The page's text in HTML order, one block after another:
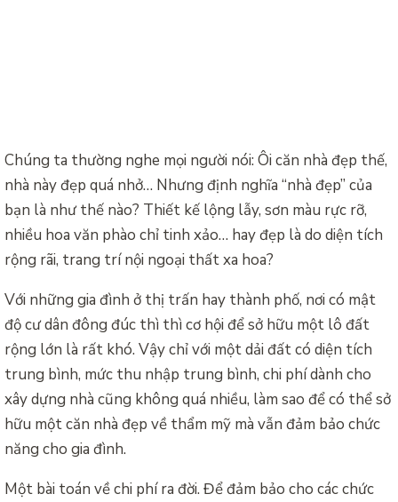
Chúng ta thường nghe mọi người nói: Ôi căn nhà đẹp thế,
nhà này đẹp quá nhở… Nhưng định nghĩa “nhà đẹp” của
bạn là như thế nào? Thiết kế lộng lẫy, sơn màu rực rỡ,
nhiều hoa văn phào chỉ tinh xảo… hay đẹp là do diện tích
rộng rãi, trang trí nội ngoại thất xa hoa?
Với những gia đình ở thị trấn hay thành phố, nơi có mật
độ cư dân đông đúc thì thì cơ hội để sở hữu một lô đất
rộng lớn là rất khó. Vậy chỉ với một dải đất có diện tích
trung bình, mức thu nhập trung bình, chi phí dành cho
xây dựng nhà cũng không quá nhiều, làm sao để có thể sở
hữu một căn nhà đẹp về thẩm mỹ mà vẫn đảm bảo chức
năng cho gia đình.
Một bài toán về chi phí ra đời. Để đảm bảo cho các chức